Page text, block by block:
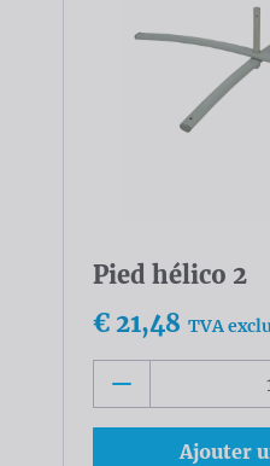
Pied hélico 2
€ 21,48 TVA
Ajouter